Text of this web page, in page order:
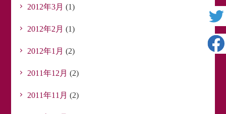
2012年3月 (1)
2012年2月 (1)
2012年1月 (2)
2011年12月 (2)
2011年11月 (2)